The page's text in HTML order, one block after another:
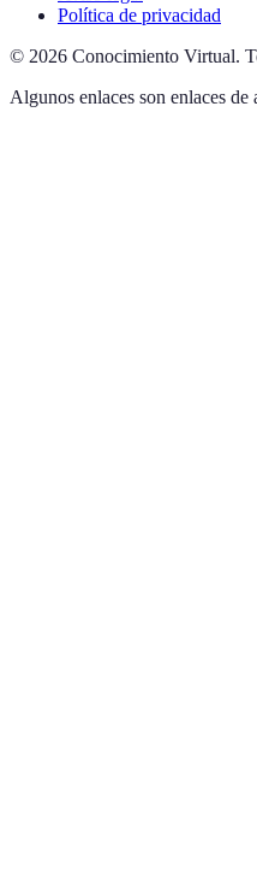
Política de privacidad
© 2026 Conocimiento Virtual.
Algunos enlaces son enlaces de